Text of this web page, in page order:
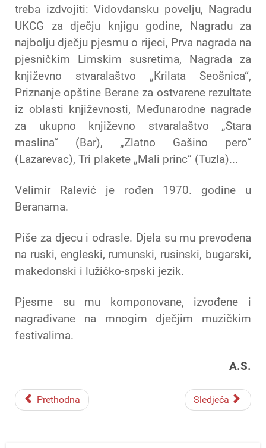
treba izdvojiti: Vidovdansku povelju, Nagradu
UKCG za dječju knjigu godine, Nagradu za
najbolju dječju pjesmu o rijeci, Prva nagrada na
pjesničkim Limskim susretima, Nagrada za
književno stvaralaštvo „Krilata Seošnica“,
Priznanje opštine Berane za ostvarene rezultate
iz oblasti književnosti, Međunarodne nagrade
za ukupno književno stvaralaštvo „Stara
maslina“ (Bar), „Zlatno Gašino pero“
(Lazarevac), Tri plakete „Mali princ“ (Tuzla)...
Velimir Ralević je rođen 1970. godine u
Beranama.
Piše za djecu i odrasle. Djela su mu prevođena
na ruski, engleski, rumunski, rusinski, bugarski,
makedonski i lužičko-srpski jezik.
Pjesme su mu komponovane, izvođene i
nagrađivane na mnogim dječjim muzičkim
festivalima.
A.S.
Prethodna Sledjeća